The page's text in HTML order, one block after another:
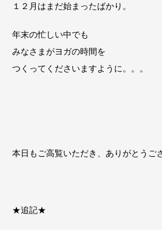
１２月はまだ始まったばかり。
年末の忙しい中でも
みなさまがヨガの時間を
つくってくださいますように。。。
本日もご高覧いただき、ありがとうご
★追記★